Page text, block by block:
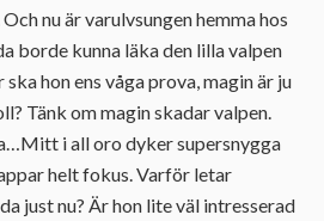
nu är varulvsungen hemma hos
borde kunna läka den lilla valpen
ska hon ens våga prova, magin är ju
Tänk om magin skadar valpen.
i all oro dyker supersnygga
helt fokus. Varför letar
just nu? Är hon lite väl intresserad